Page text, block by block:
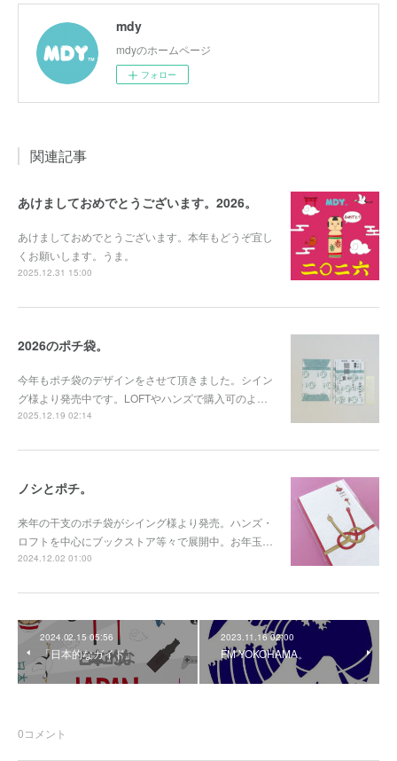
mdy
mdyのホームページ
フォロー
関連記事
あけましておめでとうございます。2026。
あけましておめでとうございます。本年もどうぞ宜し
くお願いします。うま。
2025.12.31 15:00
2026のポチ袋。
今年もポチ袋のデザインをさせて頂きました。シイン
グ様より発売中です。LOFTやハンズで購入可のよ…
2025.12.19 02:14
ノシとポチ。
来年の干支のポチ袋がシイング様より発売。ハンズ・
ロフトを中心にブックストア等々で展開中。お年玉…
2024.12.02 01:00
2024.02.15 05:56
「日本的なガイド」
2023.11.16 02:00
FM YOKOHAMA。
0コメント